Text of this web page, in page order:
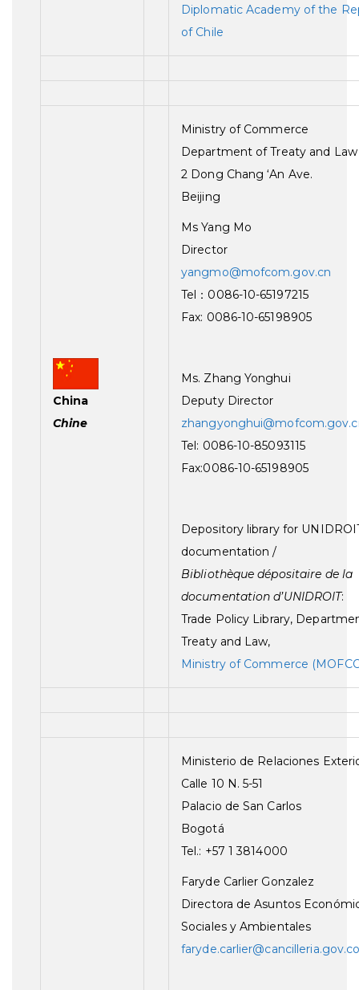
Diplomatic Academy of the
of Chile
China
Chine
Ministry of Commerce
Department of Treaty and Law
2 Dong Chang ‘An Ave.
Beijing
Ms Yang Mo
Director
yangmo@mofcom.gov.cn
Tel：0086-10-65197215
Fax: 0086-10-65198905
Ms. Zhang Yonghui
Deputy Director
Tel: 0086-10-85093115
Fax:0086-10-65198905
Depository library for
documentation /
Bibliothèque dépositaire de la
documentation d’UNIDROIT:
Trade Policy Library,
Treaty and Law,
Ministry of Commerce
Ministerio de Relaciones
Calle 10 N. 5-51
Palacio de San Carlos
Bogotá
Tel.: +57 1 3814000
Faryde Carlier Gonzalez
Directora de Asuntos
Sociales y Ambientales